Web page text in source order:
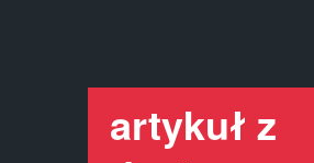
artykuł z